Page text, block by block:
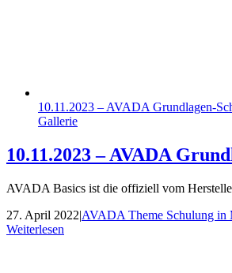
10.11.2023 – AVADA Grundlagen-
Gallerie
10.11.2023 – AVADA
AVADA Basics ist die offiziell vom
27. April 2022|AVADA Theme Schulung in
Weiterlesen